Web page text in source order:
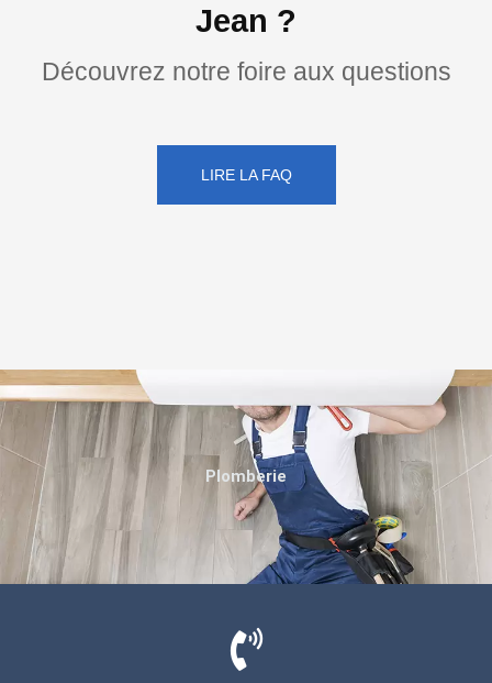
Jean ?
Découvrez notre foire aux questions
LIRE LA FAQ
Plomberie